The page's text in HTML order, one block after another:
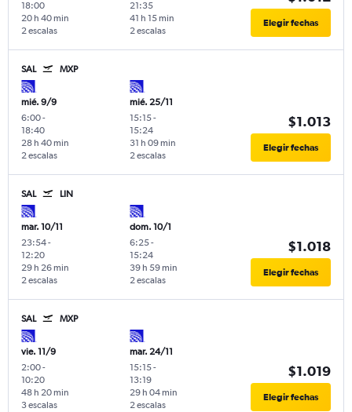
18:00
2 escalas
20 h 40 min
21:35
2 escalas
41 h 15 min Elegir fechas
SAL MXP
mié. 9/9
6:00-
18:40
2 escalas
28 h 40 min
mié. 25/11
15:15-
15:24
2 escalas
31 h 09 min
$1.013
Elegir fechas
SAL LIN
mar. 10/11
23:54-
12:20
2 escalas
29 h 26 min
dom. 10/1
6:25-
15:24
2 escalas
39 h 59 min
$1.018
Elegir fechas
SAL MXP
vie. 11/9
2:00-
10:20
3 escalas
48 h 20 min
mar. 24/11
15:15-
13:19
2 escalas
29 h 04 min
$1.019
Elegir fechas